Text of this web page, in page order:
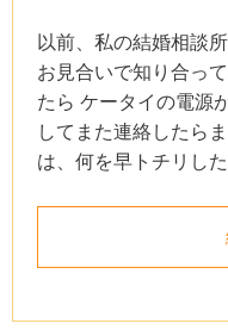
以前、私の結婚相談
お見合いで知り合っ
たら ケータイの電源
してまた連絡したら
は、何を早トチリし